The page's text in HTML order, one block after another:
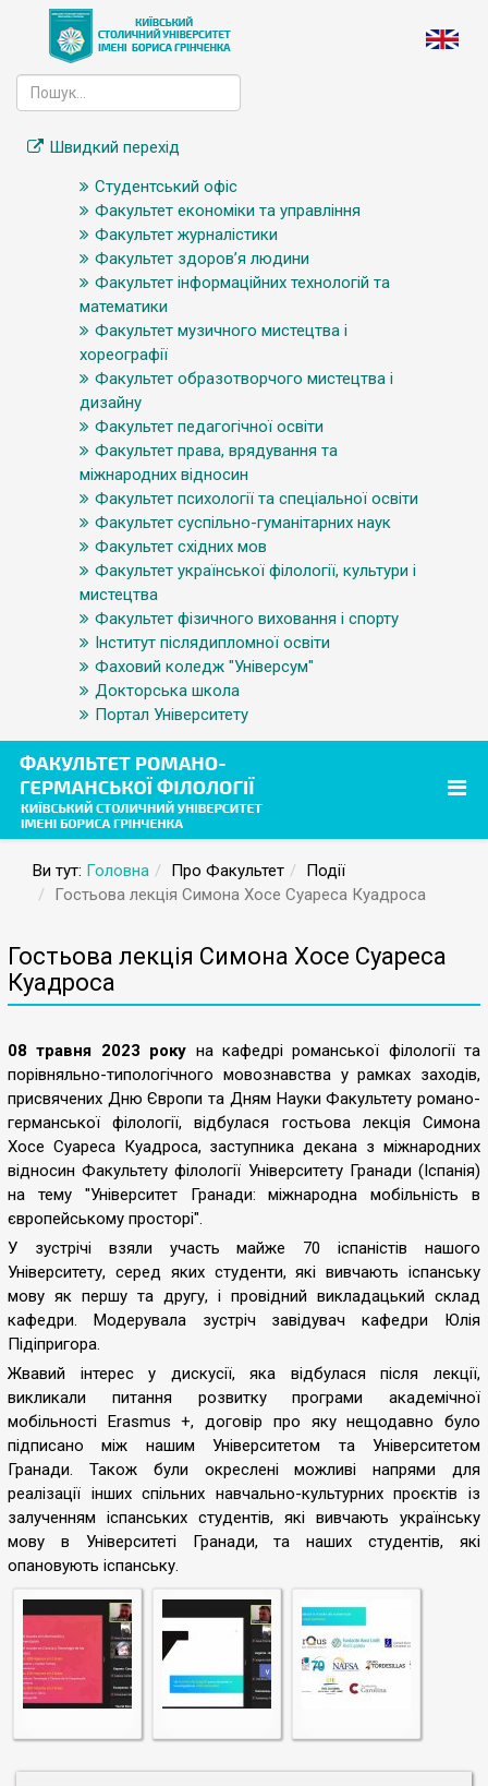
Швидкий перехід
Студентський офіс
Факультет економіки та управління
Факультет журналістики
Факультет здоров’я людини
Факультет інформаційних технологій та
математики
Факультет музичного мистецтва і
хореографії
Факультет образотворчого мистецтва і
дизайну
Факультет педагогічної освіти
Факультет права, врядування та
міжнародних відносин
Факультет психології та спеціальної освіти
Факультет суспільно-гуманітарних наук
Факультет східних мов
Факультет української філології, культури і
мистецтва
Факультет фізичного виховання і спорту
Інститут післядипломної освіти
Фаховий коледж "Універсум"
Докторська школа
Портал Університету
Ви тут: Головна Про Факультет
Події
Гостьова лекція Симона Хосе Суареса Куадроса
Гостьова лекція Симона Хосе Суареса
Куадроса
08 травня 2023 року на кафедрі романської філології та
порівняльно-типологічного мовознавства у рамках заходів,
присвячених Дню Європи та Дням Науки Факультету романо-
германської філології, відбулася гостьова лекція Симона
Хосе Суареса Куадроса, заступника декана з міжнародних
відносин Факультету філології Університету Гранади (Іспанія)
на тему "Університет Гранади: міжнародна мобільність в
європейському просторі".
У зустрічі взяли участь майже 70 іспаністів нашого
Університету, серед яких студенти, які вивчають іспанську
мову як першу та другу, і провідний викладацький склад
кафедри. Модерувала зустріч завідувач кафедри Юлія
Підіпригора.
Жвавий інтерес у дискусії, яка відбулася після лекції,
викликали питання розвитку програми академічної
мобільності Erasmus +, договір про яку нещодавно було
підписано між нашим Університетом та Університетом
Гранади. Також були окреслені можливі напрями для
реалізації інших спільних навчально-культурних проєктів із
залученням іспанських студентів, які вивчають українську
мову в Університеті Гранади, та наших студентів, які
опановують іспанську.